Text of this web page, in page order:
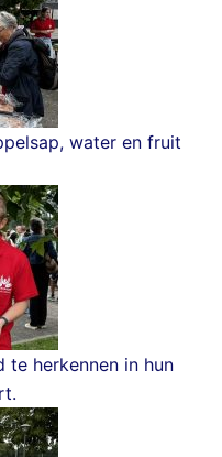
water en fruit
te herkennen in hun